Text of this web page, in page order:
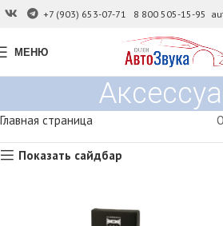
+7 (903) 653-07-71 8 800 505-15-95
МЕНЮ
Главная страница
Показать сайдбар